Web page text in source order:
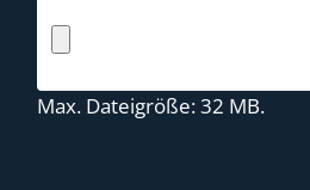
Max. Dateigröße: 32 MB.